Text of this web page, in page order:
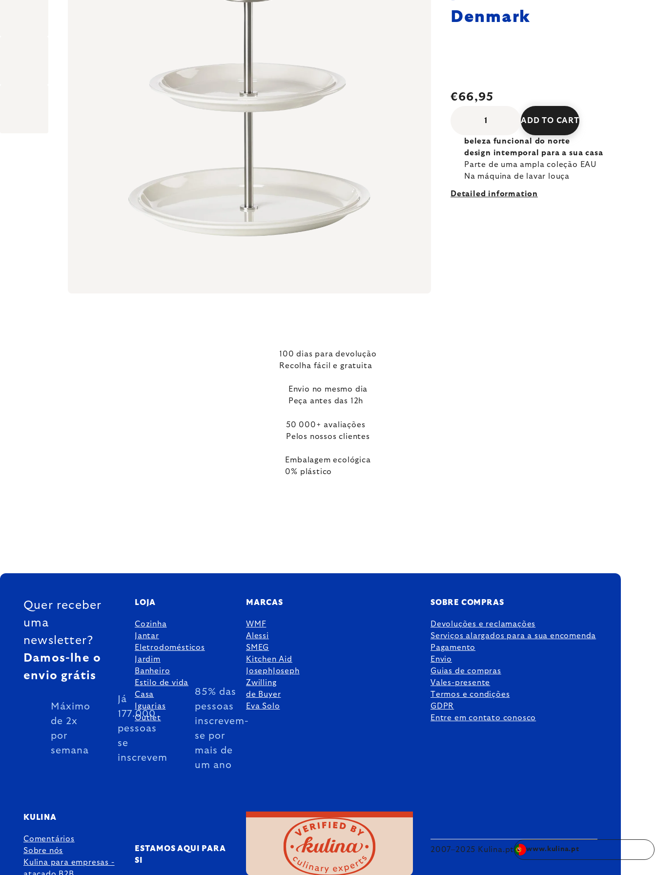
Denmark
€66,95
ADD TO CART
beleza funcional do norte
design intemporal para a sua casa
Parte de uma ampla coleção EAU
Na máquina de lavar louça
Detailed information
100 dias para devolução
Recolha fácil e gratuita
Envio no mesmo dia
Peça antes das 12h
50 000+ avaliações
Pelos nossos clientes
Embalagem ecológica
0% plástico
FOOTER
Quer receber
uma
newsletter?
Damos-lhe o
envio grátis
Máximo
de 2x
por
semana
Já
177.000
pessoas
se
inscrevem
85% das
pessoas
inscrevem-
se por
mais de
um ano
LOJA
Cozinha
Jantar
Eletrodomésticos
Jardim
Banheiro
Estilo de vida
Casa
Iguarias
Outlet
MARCAS
WMF
Alessi
SMEG
Kitchen Aid
JosephJoseph
Zwilling
de Buyer
Eva Solo
SOBRE COMPRAS
Devoluções e reclamações
Serviços alargados para a sua encomenda
Pagamento
Envio
Guias de compras
Vales-presente
Termos e condições
GDPR
Entre em contato conosco
KULINA
Comentários
Sobre nós
Kulina para empresas -
ESTAMOS AQUI PARA
SI
2007–2025 Kulina.pt www.kulina.pt